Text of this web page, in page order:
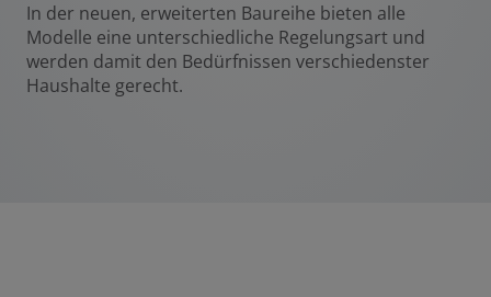
In der neuen, erweiterten Baureihe bieten alle
Modelle eine unterschiedliche Regelungsart und
werden damit den Bedürfnissen verschiedenster
Haushalte gerecht.